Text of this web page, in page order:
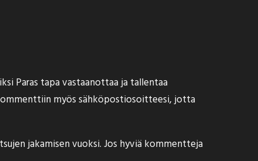
Paras tapa vastaanottaa ja tallentaa
myös sähköpostiosoitteesi, jotta
jakamisen vuoksi. Jos hyviä kommentteja